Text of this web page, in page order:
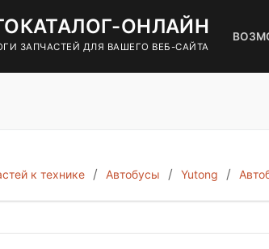
ОНЛАЙН
ЗАПЧАСТЕЙ ДЛЯ ВАШЕГО ВЕБ-САЙТА
к технике Автобусы Yutong